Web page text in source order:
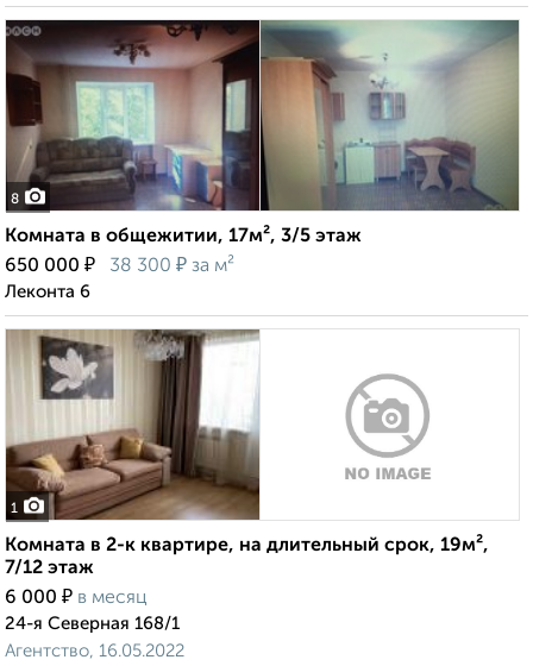
8
Комната в общежитии, 17м², 3/5 этаж
650 000 ₽ 38 300 ₽ за м²
Леконта 6
1
Комната в 2-к квартире, на длительный срок, 19м²,
7/12 этаж
6 000 ₽ в месяц
24-я Северная 168/1
Агентство, 16.05.2022